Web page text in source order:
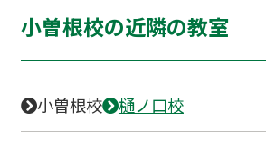
小曽根校の近隣の教室
小曽根校 樋ノ口校